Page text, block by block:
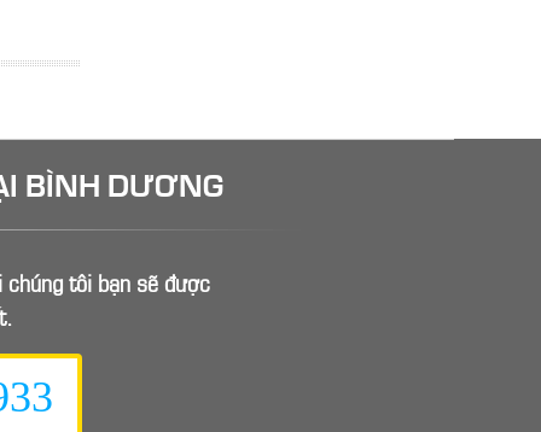
BÌNH DƯƠNG
tôi bạn sẽ được